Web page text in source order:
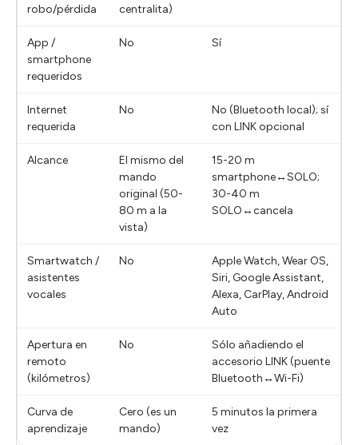
robo/pérdida
centralita)
App /
smartphone
requeridos
No Sí
Internet
requerida
No
No (Bluetooth local); sí
con LINK opcional
Alcance
El mismo del
mando
original (50-
80 m a la
vista)
15-20 m
smartphone↔SOLO;
30-40 m
SOLO↔cancela
Smartwatch /
asistentes
vocales
No
Apple Watch, Wear OS,
Siri, Google Assistant,
Alexa, CarPlay, Android
Auto
Apertura en
remoto
(kilómetros)
No
Sólo añadiendo el
accesorio LINK (puente
Bluetooth↔Wi-Fi)
Curva de
aprendizaje
Cero (es un
mando)
5 minutos la primera
vez